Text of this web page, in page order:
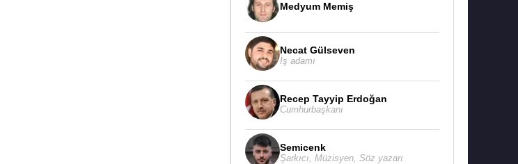
Medyum Memiş
Necat Gülseven
İş adamı
Recep Tayyip Erdoğan
Cumhurbaşkanı
Semicenk
Şarkıcı Müzisyen Söz yazarı